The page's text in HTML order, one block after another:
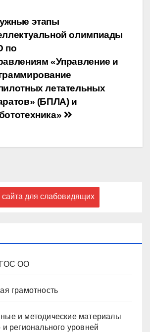
этапы
олимпиады
по
«Управление и
летательных
(БПЛА) и
для слабовидящих
ОО
грамотность
и методические материалы
регионального уровней